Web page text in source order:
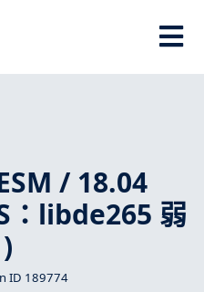
/ 18.04
：libde265 弱
ID 189774